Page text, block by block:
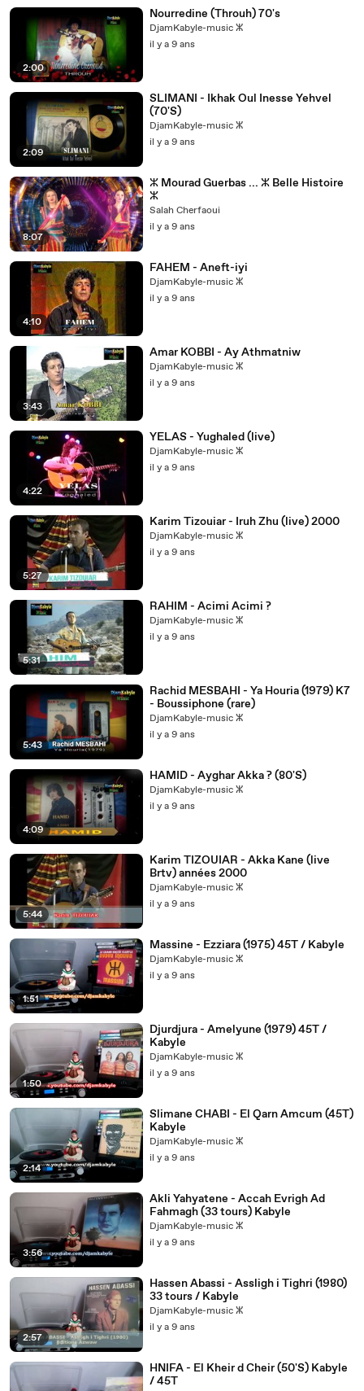
2:00
Nourredine (Throuh) 70's
DjamKabyle-music ⵣ
il y a 9 ans
2:09
SLIMANI - Ikhak Oul Inesse Yehvel
(70'S)
DjamKabyle-music ⵣ
il y a 9 ans
8:07
ⵣ Mourad Guerbas ... ⵣ Belle Histoire
ⵣ
Salah Cherfaoui
il y a 9 ans
4:10
FAHEM - Aneft-iyi
DjamKabyle-music ⵣ
il y a 9 ans
3:43
Amar KOBBI - Ay Athmatniw
DjamKabyle-music ⵣ
il y a 9 ans
4:22
YELAS - Yughaled (live)
DjamKabyle-music ⵣ
il y a 9 ans
5:27
Karim Tizouiar - Iruh Zhu (live) 2000
DjamKabyle-music ⵣ
il y a 9 ans
5:31
RAHIM - Acimi Acimi ?
DjamKabyle-music ⵣ
il y a 9 ans
5:43
Rachid MESBAHI - Ya Houria (1979) K7
- Boussiphone (rare)
DjamKabyle-music ⵣ
il y a 9 ans
4:09
HAMID - Ayghar Akka ? (80'S)
DjamKabyle-music ⵣ
il y a 9 ans
5:44
Karim TIZOUIAR - Akka Kane (live
Brtv) années 2000
DjamKabyle-music ⵣ
il y a 9 ans
1:51
Massine - Ezziara (1975) 45T / Kabyle
DjamKabyle-music ⵣ
il y a 9 ans
1:50
Djurdjura - Amelyune (1979) 45T /
Kabyle
DjamKabyle-music ⵣ
il y a 9 ans
2:14
Slimane CHABI - El Qarn Amcum (45T)
Kabyle
DjamKabyle-music ⵣ
il y a 9 ans
3:56
Akli Yahyatene - Accah Evrigh Ad
Fahmagh (33 tours) Kabyle
DjamKabyle-music ⵣ
il y a 9 ans
2:57
Hassen Abassi - Assligh i Tighri (1980)
33 tours / Kabyle
DjamKabyle-music ⵣ
il y a 9 ans
HNIFA - El Kheir d Cheir (50'S) Kabyle
/ 45T